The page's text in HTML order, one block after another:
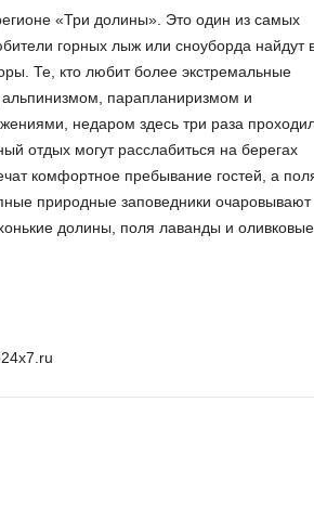
«Три долины». Это один из самых
горных лыж или сноуборда найдут
Те, кто любит более экстремальные
альпинизмом, парапланиризмом и
недаром здесь три раза
отдых могут расслабиться на берегах
комфортное пребывание гостей, а
природные заповедники очаровывают
долины, поля лаванды и оливковые